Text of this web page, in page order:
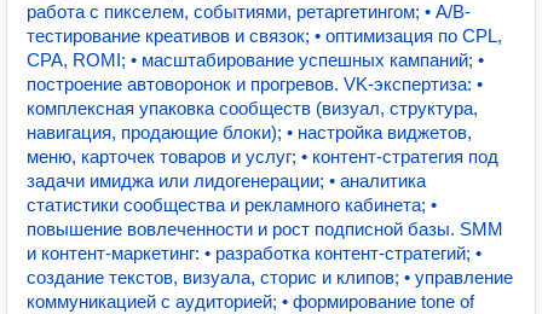
работа с пикселем, событиями, ретаргетингом; • A/B-
тестирование креативов и связок; • оптимизация по CPL,
CPA, ROMI; • масштабирование успешных кампаний; •
построение автоворонок и прогревов. VK-экспертиза: •
комплексная упаковка сообществ (визуал, структура,
навигация, продающие блоки); • настройка виджетов,
меню, карточек товаров и услуг; • контент-стратегия под
задачи имиджа или лидогенерации; • аналитика
статистики сообщества и рекламного кабинета; •
повышение вовлеченности и рост подписной базы. SMM
и контент-маркетинг: • разработка контент-стратегий; •
создание текстов, визуала, сторис и клипов; • управление
коммуникацией с аудиторией; • формирование tone of